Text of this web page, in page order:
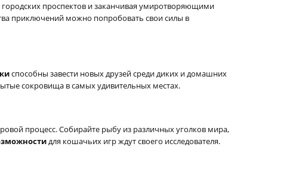
проспектов и заканчивая умиротворяющими
приключений можно попробовать свои силы в
способны завести новых друзей среди диких и домашних
сокровища в самых удивительных местах.
процесс. Собирайте рыбу из различных уголков мира,
для кошачьих игр ждут своего исследователя.